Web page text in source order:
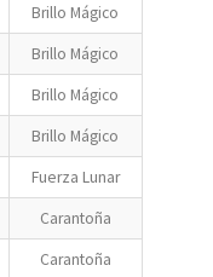
Brillo Mágico
Brillo Mágico
Brillo Mágico
Brillo Mágico
Fuerza Lunar
Carantoña
Carantoña